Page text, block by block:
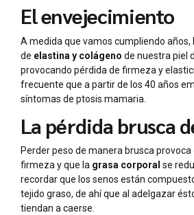
El envejecimiento
A medida que vamos cumpliendo años,
de elastina y colágeno de nuestra piel
provocando pérdida de firmeza y
frecuente que a partir de los 40 años
síntomas de ptosis mamaria.
La pérdida brusca
Perder peso de manera brusca provoca
firmeza y que la grasa corporal se
recordar que los senos están
tejido graso, de ahí que al adelgazar
tiendan a caerse.